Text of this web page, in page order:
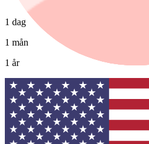
1 dag
1 mån
1 år